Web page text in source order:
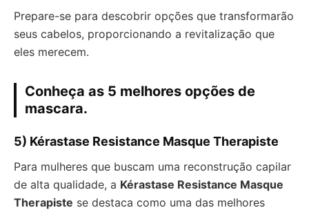
Prepare-se para descobrir opções que transformarão
seus cabelos, proporcionando a revitalização que
eles merecem.
Conheça as 5 melhores opções de
mascara.
5) Kérastase Resistance Masque Therapiste
Para mulheres que buscam uma reconstrução capilar
de alta qualidade, a Kérastase Resistance Masque
Therapiste se destaca como uma das melhores